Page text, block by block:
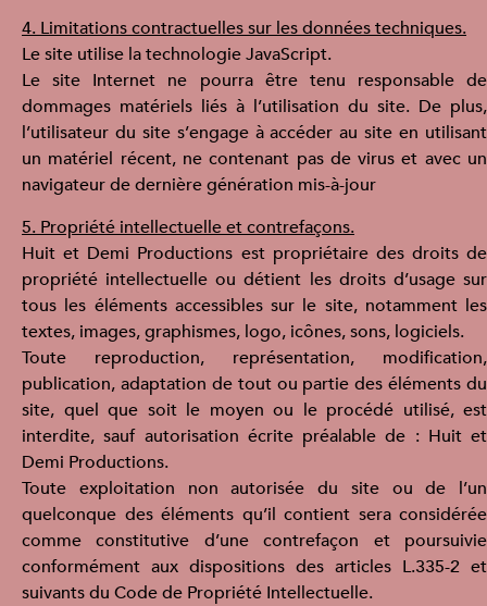
4. Limitations contractuelles sur les données techniques.
Le site utilise la technologie JavaScript.
Le site Internet ne pourra être tenu responsable de
dommages matériels liés à l’utilisation du site. De plus,
l’utilisateur du site s’engage à accéder au site en utilisant
un matériel récent, ne contenant pas de virus et avec un
navigateur de dernière génération mis-à-jour
5. Propriété intellectuelle et contrefaçons.
Huit et Demi Productions est propriétaire des droits de
propriété intellectuelle ou détient les droits d’usage sur
tous les éléments accessibles sur le site, notamment les
textes, images, graphismes, logo, icônes, sons, logiciels.
Toute reproduction, représentation, modification,
publication, adaptation de tout ou partie des éléments du
site, quel que soit le moyen ou le procédé utilisé, est
interdite, sauf autorisation écrite préalable de : Huit et
Demi Productions.
Toute exploitation non autorisée du site ou de l’un
quelconque des éléments qu’il contient sera considérée
comme constitutive d’une contrefaçon et poursuivie
conformément aux dispositions des articles L.335-2 et
suivants du Code de Propriété Intellectuelle.